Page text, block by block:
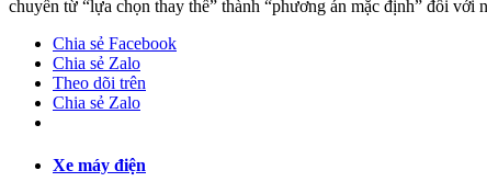
chuyển từ “lựa chọn thay thế” thành “phương án mặc định” đối với
Chia sẻ Facebook
Chia sẻ Zalo
Theo dõi trên
Chia sẻ Zalo
Xe máy điện